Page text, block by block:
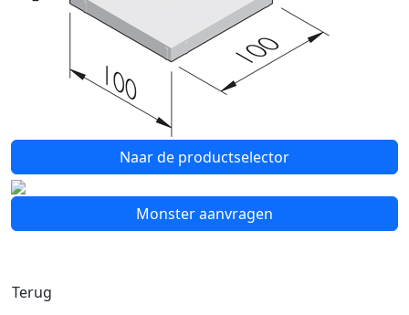
Naar de productselector
Monster aanvragen
Terug